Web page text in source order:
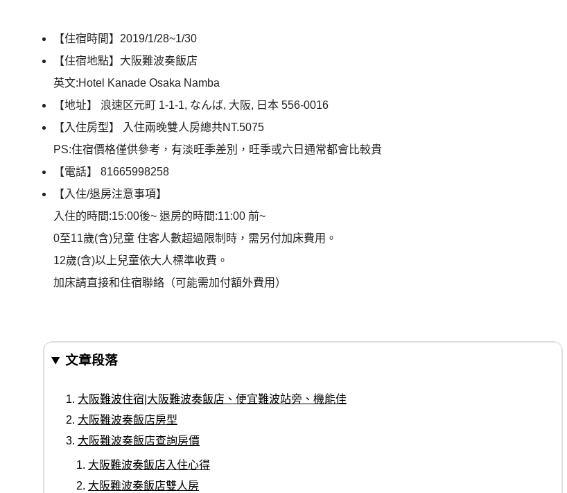
【住宿時間】2019/1/28~1/30
【住宿地點】大阪難波奏飯店
英文:Hotel Kanade Osaka Namba
【地址】 浪速区元町 1-1-1, なんば, 大阪, 日本 556-0016
【入住房型】 入住兩晚雙人房總共NT.5075
PS:住宿價格僅供參考，有淡旺季差別，旺季或六日通常都會比較貴
【電話】 81665998258
【入住/退房注意事項】
入住的時間:15:00後~ 退房的時間:11:00 前~
0至11歲(含)兒童 住客人數超過限制時，需另付加床費用。
12歲(含)以上兒童依大人標準收費。
加床請直接和住宿聯絡（可能需加付額外費用）
文章段落
大阪難波住宿|大阪難波奏飯店、便宜難波站旁、機能佳
大阪難波奏飯店房型
大阪難波奏飯店查詢房價
大阪難波奏飯店入住心得
大阪難波奏飯店雙人房